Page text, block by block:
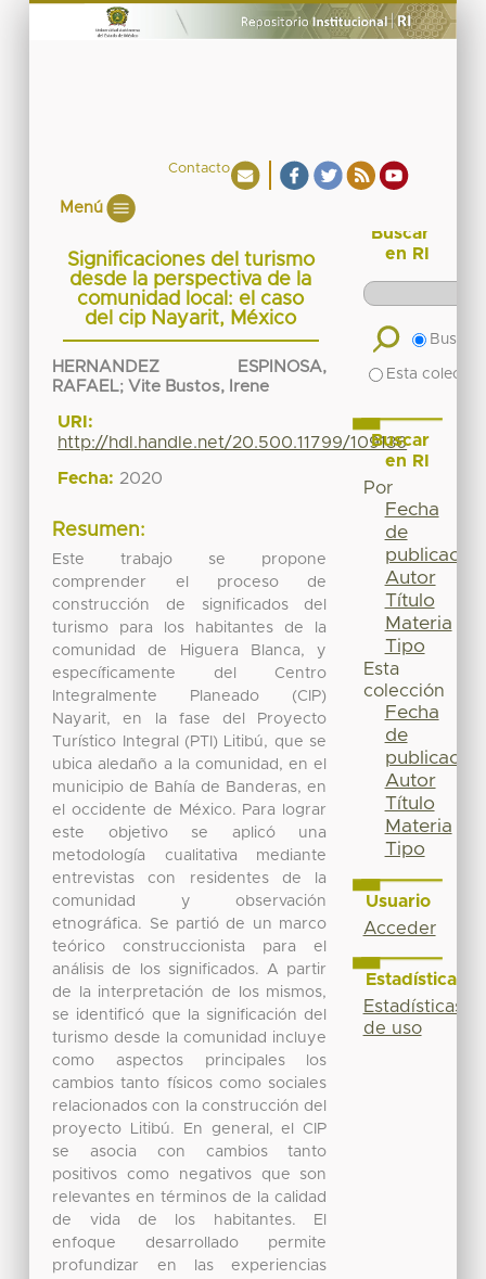
Contacto
Menú
Significaciones del turismo
desde la perspectiva de la
comunidad local: el caso
del cip Nayarit, México
HERNANDEZ ESPINOSA,
RAFAEL; Vite Bustos, Irene
URI:
http://hdl.handle.net/20.500.11799/109136
Fecha: 2020
Resumen:
Este trabajo se propone
comprender el proceso de
construcción de significados del
turismo para los habitantes de la
comunidad de Higuera Blanca, y
específicamente del Centro
Integralmente Planeado (CIP)
Nayarit, en la fase del Proyecto
Turístico Integral (PTI) Litibú, que se
ubica aledaño a la comunidad, en el
municipio de Bahía de Banderas, en
el occidente de México. Para lograr
este objetivo se aplicó una
metodología cualitativa mediante
entrevistas con residentes de la
comunidad y observación
etnográfica. Se partió de un marco
teórico construccionista para el
análisis de los significados. A partir
de la interpretación de los mismos,
se identificó que la significación del
turismo desde la comunidad incluye
como aspectos principales los
cambios tanto físicos como sociales
relacionados con la construcción del
proyecto Litibú. En general, el CIP
se asocia con cambios tanto
positivos como negativos que son
relevantes en términos de la calidad
de vida de los habitantes. El
enfoque desarrollado permite
profundizar en las experiencias
Buscar
en RI
Buscar
Esta
Buscar
en RI
Por
Fecha
de
publicación
Autor
Título
Materia
Tipo
Esta
colección
Fecha
de
publicación
Autor
Título
Materia
Tipo
Usuario
Acceder
Estadísticas
Estadísticas
de uso